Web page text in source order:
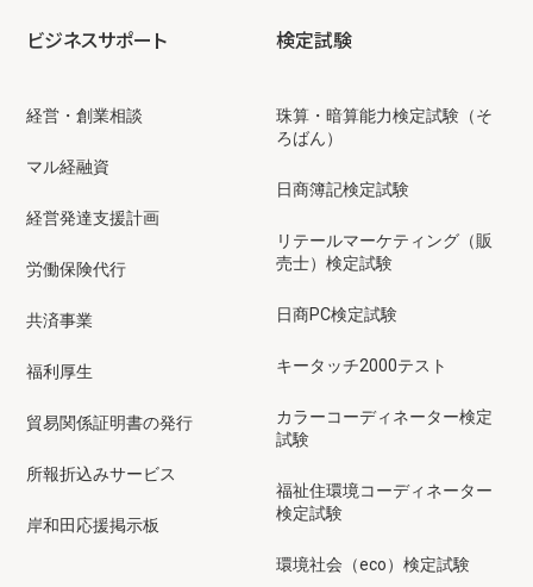
ビジネスサポート
経営・創業相談
マル経融資
経営発達支援計画
労働保険代行
共済事業
福利厚生
貿易関係証明書の発行
所報折込みサービス
岸和田応援掲示板
検定試験
珠算・暗算能力検定試験（そ
ろばん）
日商簿記検定試験
リテールマーケティング（販
売士）検定試験
日商PC検定試験
キータッチ2000テスト
カラーコーディネーター検定
試験
福祉住環境コーディネーター
検定試験
環境社会（eco）検定試験